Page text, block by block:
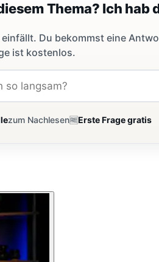
Thema? Ich hab
Du bekommst eine
ist kostenlos.
zum Nachlesen🆓Erste Frage gratis